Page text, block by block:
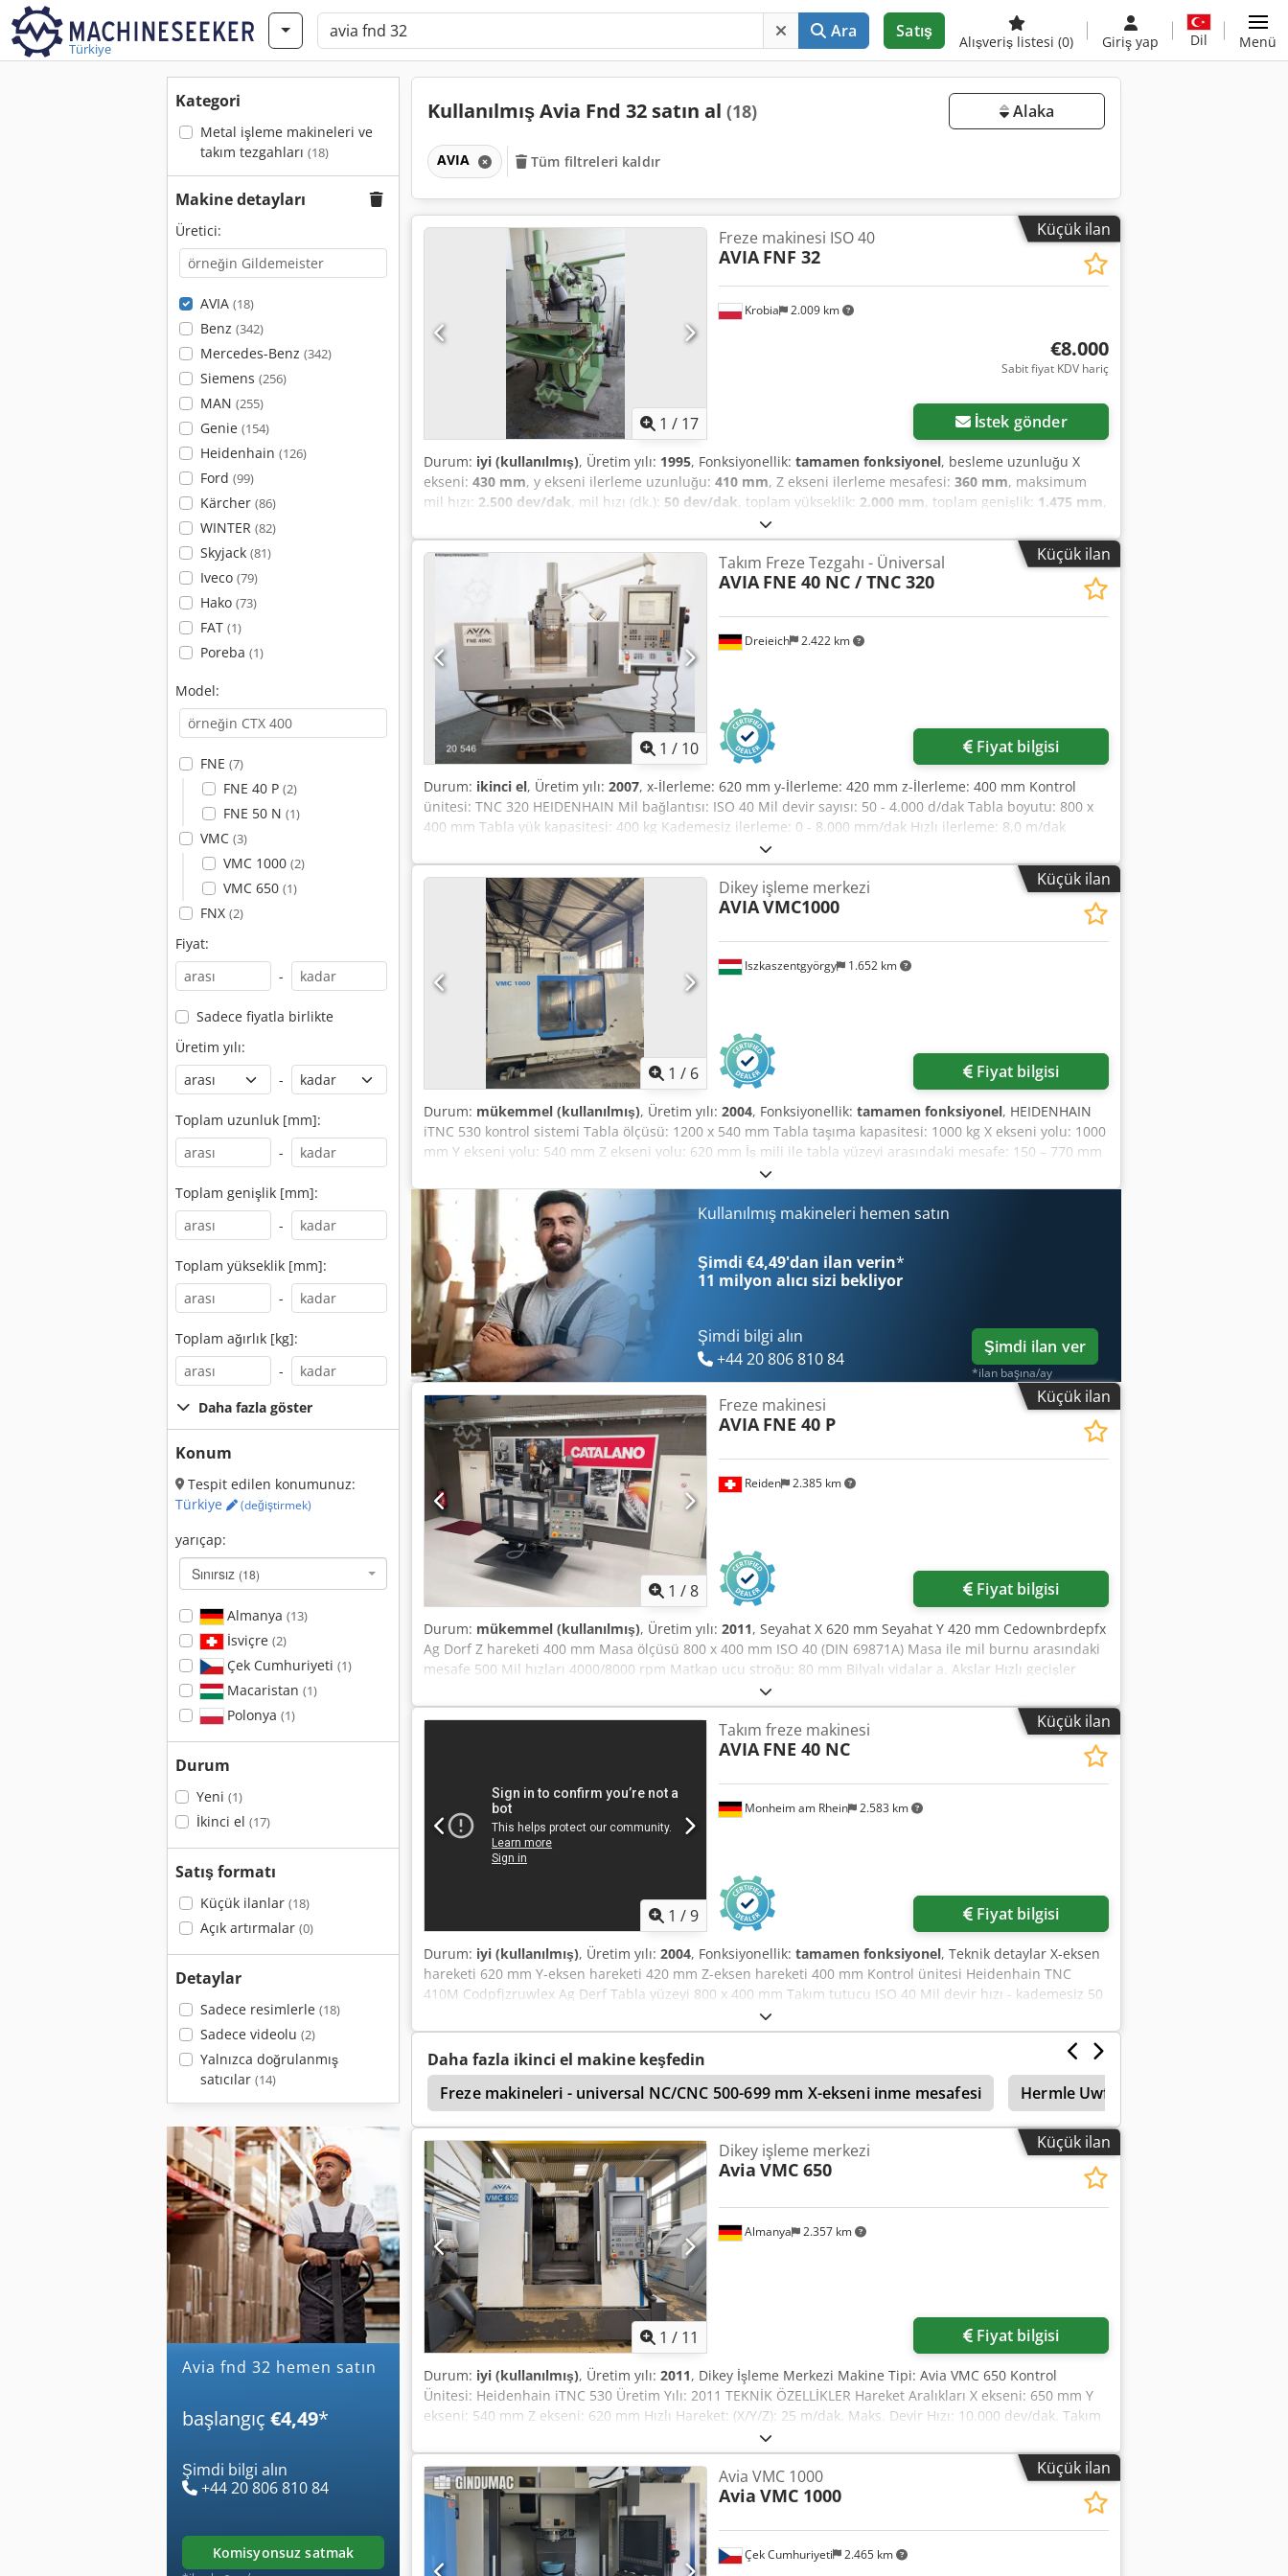
Türkiye
Ara Satış
Alışveriş listesi (0) Giriş yap Dil Menü
Kategori
Metal işleme makineleri ve
takım tezgahları (18)
Makine detayları
Üretici:
AVIA (18)
Benz (342)
Mercedes-Benz (342)
Siemens (256)
MAN (255)
Genie (154)
Heidenhain (126)
Ford (99)
Kärcher (86)
WINTER (82)
Skyjack (81)
Iveco (79)
Hako (73)
FAT (1)
Poreba (1)
Model:
FNE (7)
FNE 40 P (2)
FNE 50 N (1)
VMC (3)
VMC 1000 (2)
VMC 650 (1)
FNX (2)
Fiyat:
-
Sadece fiyatla birlikte
Üretim yılı:
-
Toplam uzunluk [mm]:
-
Toplam genişlik [mm]:
-
Toplam yükseklik [mm]:
-
Toplam ağırlık [kg]:
-
Daha fazla göster
Konum
Tespit edilen konumunuz:
Türkiye
(değiştirmek)
yarıçap:
Sınırsız (18)
Almanya (13)
İsviçre (2)
Çek Cumhuriyeti (1)
Macaristan (1)
Polonya (1)
Durum
Yeni (1)
İkinci el (17)
Satış formatı
Küçük ilanlar (18)
Açık artırmalar (0)
Detaylar
Sadece resimlerle (18)
Sadece videolu (2)
Yalnızca doğrulanmış
satıcılar (14)
avia fnd 32 hemen satın
başlangıç €4,49*
Şimdi bilgi alın
+44 20 806 810 84
komisyonsuz satmak
Kullanılmış Avia Fnd 32 satın al (18) Alaka
AVIA Tüm filtreleri kaldır
Küçük ilan
1 / 17
Krobia 2.009 km
Freze makinesi ISO 40
AVIA FNF 32
€8.000
Sabit fiyat KDV hariç
İstek gönder
Durum: iyi (kullanılmış), Üretim yılı: 1995, Fonksiyonellik: tamamen fonksiyonel, besleme uzunluğu X
ekseni: 430 mm, y ekseni ilerleme uzunluğu: 410 mm, Z ekseni ilerleme mesafesi: 360 mm, maksimum
mil hızı: 2.500 dev/dak, mil hızı (dk.): 50 dev/dak, toplam yükseklik: 2.000 mm, toplam genişlik: 1.475 mm,
, masa uzunluğu:
Universal Milling Machine FNF 32. Year of production: 1995 (FOP AVIA Poland) Specifications: Horizontal
work table: 320 x 800 mm Vertical work table: 320 x 900 mm Spindle taper: ISO 40 Swiveling head: +60; 0;
-60 degrees Hydraulic tool clamping Travel: X-axis: 430 mm Crjdpfx Agexnynbo Def Y-axis: 410 mm Z-axis:
360 mm Spindle speed "1": 50-315 rpm Spindle speed "2": 400-2500 rpm Main motor power: 4 kW Power
requirement: 5 kW Dimensions (L x W x H): 1700 x 1475 x 2000 mm Weight: 1,650 kg
Küçük ilan
1 / 10
Dreieich 2.422 km
Takım Freze Tezgahı - Üniversal
AVIA FNE 40 NC / TNC 320
Fiyat bilgisi
Durum: ikinci el, Üretim yılı: 2007, x-İlerleme: 620 mm y-İlerleme: 420 mm z-İlerleme: 400 mm Kontrol
ünitesi: TNC 320 HEIDENHAIN Mil bağlantısı: ISO 40 Mil devir sayısı: 50 - 4.000 d/dak Tabla boyutu: 800 x
400 mm Tabla yük kapasitesi: 400 kg Kademesiz ilerleme: 0 - 8.000 mm/dak Hızlı ilerleme: 8,0 m/dak
Tahrik gücü: 6,0 kW Pinol hareketi: 80 mm Cedpfx Ageyq Sv Ds Dorf Çalışma gerilimi: 400 V Toplam güç
ihtiyacı: 17,0 kW Makine ağırlığı: yaklaşık 2,1 t Alan ihtiyacı: yaklaşık 1,90 x 2,70 x 2,05 m - Fabrika No.:
90288 - Kontrol AÇIK: 25.401 saat - Program AÇIK: 6.653 saat - Kontrol ünitesi: TNC 320 - Elektronik el çarkı
- Yatay freze mili - Soğutma sistemi
Küçük ilan
1 / 6
Iszkaszentgyörgy 1.652 km
Dikey işleme merkezi
AVIAVMC1000
Fiyat bilgisi
Durum: mükemmel (kullanılmış), Üretim yılı: 2004, Fonksiyonellik: tamamen fonksiyonel, HEIDENHAIN
iTNC 530 kontrol sistemi Tabla ölçüsü: 1200 x 540 mm Tabla taşıma kapasitesi: 1000 kg X ekseni yolu: 1000
mm Y ekseni yolu: 540 mm Z ekseni yolu: 620 mm İş mili ile tabla yüzeyi arasındaki mesafe: 150 – 770 mm
Devir hızı: 10000 dev/dak Takım bağlantısı: SK40 Tahrik gücü: 10 / 17 kW Cjdpfx Agsw Afwaj Derf 30’lu
takım magazini Hızlı hareket X/Y: 35 m/dak Maks. ilerleme: 12000 mm/dak Ağırlık: 5300 kg Ölçüler (UxGxY):
2910 x 2500 x 2850 mm Aksesuarlar, Donanımlar: - Soğutma sistemi - Talaş konveyörü - Elektrikli el çarkı -
Dokümantasyon Makine bakım atölyesinde kullanıldı. Az kullanılmıştır. Çok iyi durumda.
Kullanılmış makineleri hemen satın
Şimdi €4,49'dan ilan verin*
11 milyon alıcı sizi bekliyor
Şimdi bilgi alın
+44 20 806 810 84
Şimdi ilan ver
*ilan başına/ay
Küçük ilan
1 /8
Reiden 2.385 km
Freze makinesi
AVIA FNE 40 P
Fiyat bilgisi
Durum: mükemmel (kullanılmış), Üretim yılı: 2011, Seyahat X 620 mm Seyahat Y 420 mm Cedownbrdepfx
Ag Dorf Z hareketi 400 mm Masa ölçüsü 800 x 400 mm ISO 40 (DIN 69871A) Masa ile mil burnu arasındaki
mesafe 500 Mil hızları 4000/8000 rpm Matkap ucu stroğu: 80 mm Bilyalı vidalar a. Akslar Hızlı geçişler
X,Y,Z 5,5,4 (m/dak) Güç KW 10,5 (13,7) Alet sıkıştırma: Hidrolik Boyutlar UxGxY 2.000x2.760x2.050 Ağırlık
yaklaşık. 1900 kilo
Küçük ilan
1 /9
Monheim am Rhein 2.583 km
Takım freze makinesi
AVIA FNE 40 NC
Fiyat bilgisi
Durum: iyi (kullanılmış), Üretim yılı: 2004, Fonksiyonellik: tamamen fonksiyonel, Teknik detaylar X-eksen
hareketi 620 mm Y-eksen hareketi 420 mm Z-eksen hareketi 400 mm Kontrol ünitesi Heidenhain TNC
410M Codpfjzruwlex Ag Derf Tabla yüzeyi 800 x 400 mm Takım tutucu ISO 40 Mil devir hızı - kademesiz 50
- 4000 devir/dak Ana tahrik motoru 5,5 kW Toplam güç ihtiyacı kW Makine ağırlığı yakl. 2,1 t Gerekli alan
yakl. m Ek bilgiler * CNC kontrol HEIDENHAIN TNC 410M * Soğutma sistemi * Makine lambası
Daha fazla ikinci el makine keşfedin
Freze makineleri - universal NC/CNC 500-699 mm X-ekseni inme mesafesi
Hermle Uwf
Universal Freze Makinesi
Küçük ilan
1 / 11
Almanya 2.357 km
Dikey işleme merkezi
Avia VMC 650
Fiyat bilgisi
Durum: iyi (kullanılmış), Üretim yılı: 2011, Dikey İşleme Merkezi Makine Tipi: Avia VMC 650 Kontrol
Ünitesi: Heidenhain iTNC 530 Üretim Yılı: 2011 TEKNİK ÖZELLİKLER Hareket Aralıkları X ekseni: 650 mm Y
ekseni: 540 mm Z ekseni: 620 mm Hızlı Hareket: (X/Y/Z): 25 m/dak. Maks. Devir Hızı: 10.000 dev/dak. Takım
Tutucu: ISO 40 Takım Yuvaları: 24 Crsdjzi Dz Uepfx Ag Dof Tabla Boyutu: 800 x 540 mm Maks. İş Parçası
Ağırlığı: 700 kg Donanım Özellikleri Talaş Konveyörü Elektronik El Çarkı İç Soğutma (IKZ): bar Ölçüm Prob:
Renishaw
Küçük ilan
Çek Cumhuriyeti 2.465 km
Avia VMC 1000
Avia VMC 1000